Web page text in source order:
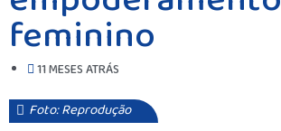
feminino
11 MESES ATRÁS
Foto: Reprodução